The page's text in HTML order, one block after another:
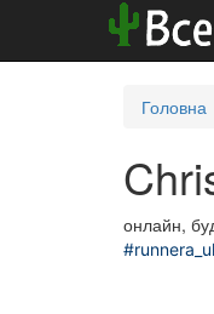
Головна
онлайн,